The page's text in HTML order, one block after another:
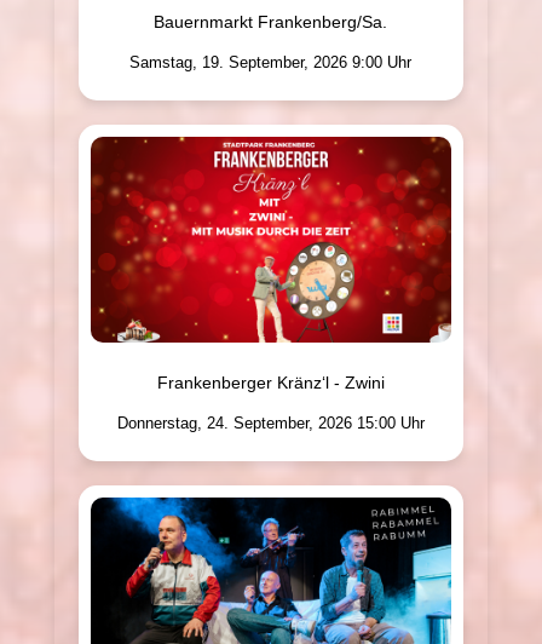
Bauernmarkt Frankenberg/Sa.
Samstag, 19. September, 2026 9:00 Uhr
Frankenberger Kränz‘l - Zwini
Donnerstag, 24. September, 2026 15:00 Uhr